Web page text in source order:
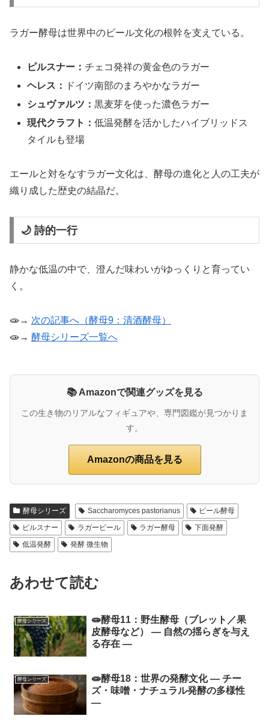
ラガー酵母は世界中のビール文化の根幹を支えている。
ピルスナー：チェコ発祥の黄金色のラガー
ヘレス：
ドイツ南部のまろやかなラガー
シュヴァルツ：黒麦芽を使った濃色ラガー
現代クラフト：低温発酵を活かしたハイブリッドス
タイルも登場
エールと対をなすラガー文化は、酵母の進化と人の工夫が
織り成した歴史の結晶だ。
🌙 詩的一行
静かな低温の中で、澄んだ味わいがゆっくりと育ってい
く。
🧫→ 次の記事へ（酵母9：清酒酵母）
🧫→ 酵母シリーズ一覧へ
📚 Amazonで関連グッズを見る
この生き物のリアルなフィギュアや、専門図鑑が見つかりま
す。
Amazonの商品を見る
酵母シリーズ Saccharomyces pastorianus
ビール酵母
ピルスナー
ラガービール ラガー酵母
下面発酵
低温発酵
発酵 微生物
あわせて読む
酵母シリーズ
🧫酵母11：野生酵母（ブレット／果
皮酵母など） ― 自然の揺らぎを与え
る存在 ―
酵母シリーズ
🧫酵母18：世界の発酵文化 ― チー
ズ・味噌・ナチュラル発酵の多様性
―